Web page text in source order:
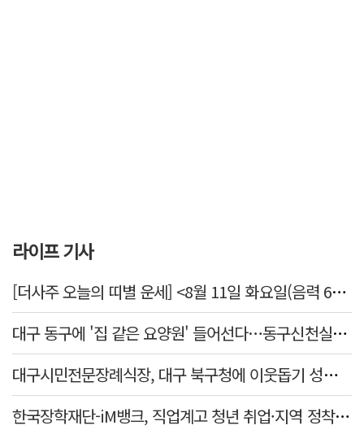
라이프 기사
[더사주 오늘의 띠별 운세] <8월 11일 화요일(음력 6월29일)>
대구 동구에 '집 같은 요양원' 들어선다…동구신천실버홈 10일 개원
대구시민전문장례식장, 대구 북구청에 이웃돕기 성금 1천만 원 기탁
한국장학재단-iM뱅크, 직업계고 청년 취업·지역 정착 지원 맞손